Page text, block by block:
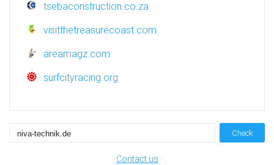
tsebaconstruction.co.za
visitthetreasurecoast.com
areamagz.com
surfcityracing.org
Check
Contact us